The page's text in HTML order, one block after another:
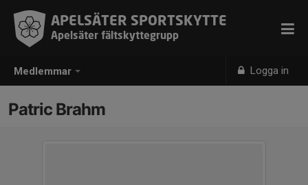
Medlemmar Logga in
APELSÄTER SPORTSKYTTE
Apelsäter fältskyttegrupp
Patric Brahm